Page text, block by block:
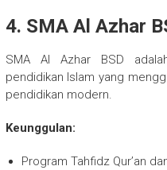
4. SMA Al Azhar
SMA Al Azhar BSD
pendidikan Islam yang
pendidikan modern.
Keunggulan:
Program Tahfidz Qur’an